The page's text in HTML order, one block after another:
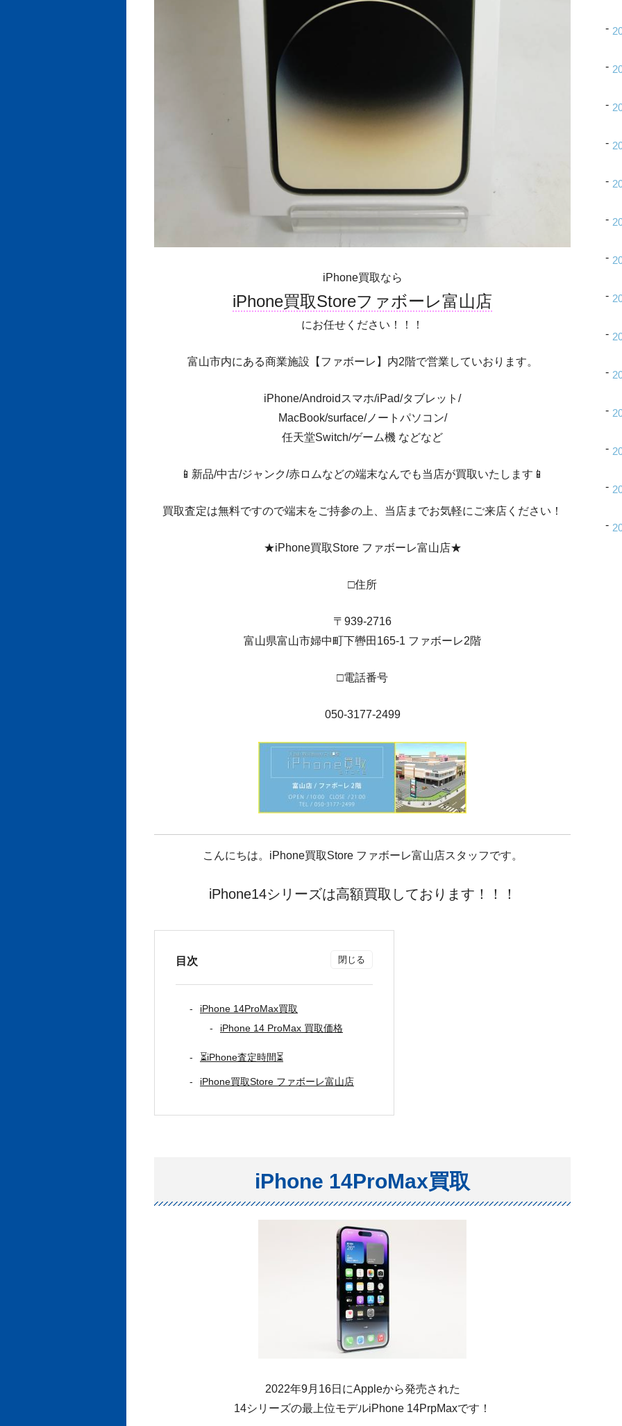
iPhone買取なら
iPhone買取Storeファボーレ富山店
にお任せください！！！
富山市内にある商業施設【ファボーレ】内2階で営業していおります。
iPhone/Androidスマホ/iPad/タブレット/
MacBook/surface/ノートパソコン/
任天堂Switch/ゲーム機 などなど
📱新品/中古/ジャンク/赤ロムなどの端末なんでも当店が買取いたします📱
買取査定は無料ですので端末をご持参の上、当店までお気軽にご来店ください！
★iPhone買取Store ファボーレ富山店★
□住所
〒939-2716
富山県富山市婦中町下轡田165-1 ファボーレ2階
□電話番号
050-3177-2499
こんにちは。iPhone買取Store ファボーレ富山店スタッフです。
iPhone14シリーズは高額買取しております！！！
目次
iPhone 14ProMax買取
iPhone 14 ProMax 買取価格
⏳iPhone査定時間⏳
iPhone買取Store ファボーレ富山店
iPhone 14ProMax買取
2022年9月16日にAppleから発売された
14シリーズの最上位モデルiPhone 14PrpMaxです！